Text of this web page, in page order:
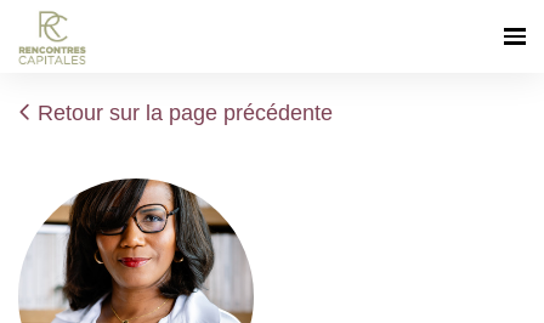
Retour sur la page précédente